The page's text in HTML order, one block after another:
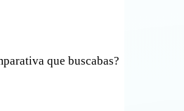
que buscabas?